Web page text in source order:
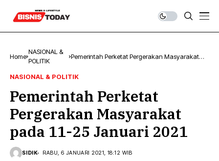
Home
NASIONAL &
POLITIK
Pemerintah Perketat Pergerakan Masyarakat
NASIONAL & POLITIK
Pemerintah Perketat
Pergerakan Masyarakat
pada 11-25 Januari 2021
SIDIK RABU, 6 JANUARI 2021, 18:12 WIB